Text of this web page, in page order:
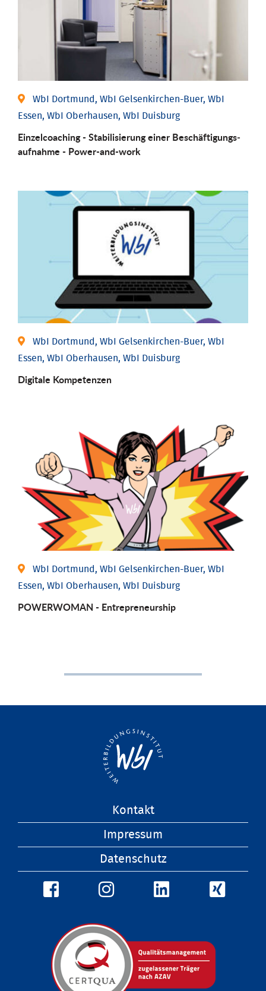
WbI Dortmund, WbI Gelsenkirchen-Buer, WbI
Essen, WbI Oberhausen, WbI Duisburg
Einzel­coaching - Stabili­sierung einer Be­schäftigungs­
aufnahme - Power-and-work
WbI Dortmund, WbI Gelsenkirchen-Buer, WbI
Essen, WbI Oberhausen, WbI Duisburg
Digitale Kompetenzen
WbI Dortmund, WbI Gelsenkirchen-Buer, WbI
Essen, WbI Oberhausen, WbI Duisburg
POWERWOMAN - Entrepreneurship
Kontakt
Impressum
Datenschutz